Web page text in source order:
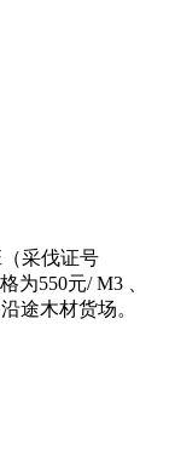
采伐证号
为550元/ M3 、
途木材货场。